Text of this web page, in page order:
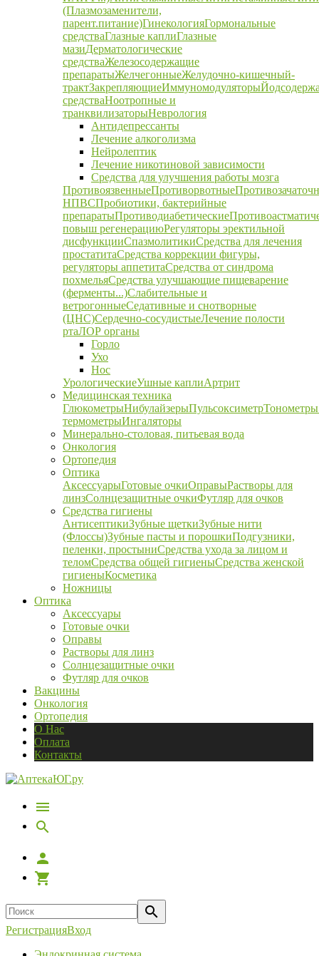
(Плазмозаменители,
парент.питание)ГинекологияГормональные
средстваГлазные каплиГлазные
мазиДерматологические
средстваЖелезосодержащие
препаратыЖелчегонныеЖелудочно-кишечный-
трактЗакрепляющиеИммуномодуляторы
средстваНоотропные и
транквилизаторыНеврология
Антидепрессанты
Лечение алкоголизма
Нейролептик
Лечение никотиновой зависимости
Средства для улучшения работы мозга
ПротивоязвенныеПротиворвотные
НПВСПробиотики, бактерийные
препаратыПротиводиабетические
повыш регенерациюРегуляторы эректильной
дисфункцииСпазмолитикиСредства для лечения
простатитаСредства коррекции фигуры,
регуляторы аппетитаСредства от синдрома
похмельяСредства улучшающие пищеварение
(ферменты...)Слабительные и
ветрогонныеСедативные и снотворные
(ЦНС)Сердечно-сосудистыеЛечение полости
ртаЛОР органы
Горло
Ухо
Нос
УрологическиеУшные каплиАртрит
Медицинская техника
ГлюкометрыНибулайзерыПульсоксиметрТонометры
термометрыИнгаляторы
Минерально-столовая, питьевая вода
Онкология
Ортопедия
Оптика
АксессуарыГотовые очкиОправыРастворы для
линзСолнцезащитные очкиФутляр для очков
Средства гигиены
АнтисептикиЗубные щеткиЗубные нити
(Флоссы)Зубные пасты и порошкиПодгузники,
пеленки, простыниСредства ухода за лицом и
теломСредства общей гигиеныСредства женской
гигиеныКосметика
Ножницы
Оптика
Аксессуары
Готовые очки
Оправы
Растворы для линз
Солнцезащитные очки
Футляр для очков
Вакцины
Онкология
Ортопедия
О Нас
Оплата
Контакты
РегистрацияВход